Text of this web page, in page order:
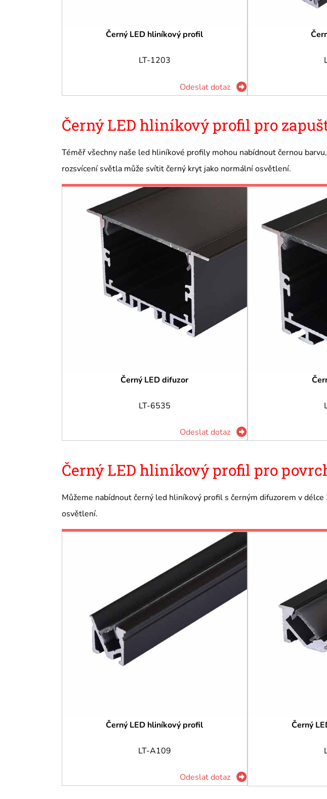
Černý LED hliníkový profil
LT-1203
Odeslat dotaz
Černý LED hliníkový profil pro
Téměř všechny naše led hliníkové profily mohou nabídnout černou
rozsvícení světla může svítit černý kryt jako normální osvětlení.
Černý LED difuzor
LT-6535
Odeslat dotaz
Černý LED hliníkový profil pro
Můžeme nabídnout černý led hliníkový profil s černým difuzorem v
osvětlení.
Černý LED hliníkový profil
LT-A109
Odeslat dotaz
Černý